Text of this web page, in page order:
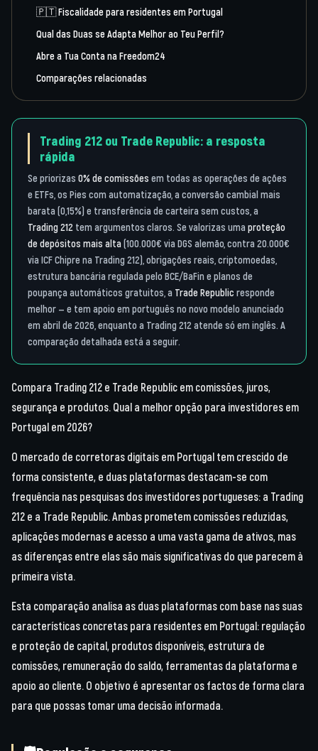
Trading 212 ou Trade Republic: a resposta
rápida
Se priorizas 0% de comissões em todas as operações de ações
e ETFs, os Pies com automatização, a conversão cambial mais
barata (0,15%) e transferência de carteira sem custos, a
Trading 212 tem argumentos claros. Se valorizas uma proteção
de depósitos mais alta(100.000€ via DGS alemão, contra 20.000€
via ICF Chipre na Trading 212), obrigações reais, criptomoedas,
estrutura bancária regulada pelo BCE/BaFin e planos de
poupança automáticos gratuitos, a Trade Republic responde
melhor — e tem apoio em português no novo modelo anunciado
em abril de 2026, enquanto a Trading 212 atende só em inglês. A
comparação detalhada está a seguir.
Compara Trading 212 e Trade Republic em comissões, juros,
segurança e produtos. Qual a melhor opção para investidores em
Portugal em 2026?
O mercado de corretoras digitais em Portugal tem crescido de
forma consistente, e duas plataformas destacam-se com
frequência nas pesquisas dos investidores portugueses: a Trading
212 e a Trade Republic. Ambas prometem comissões reduzidas,
aplicações modernas e acesso a uma vasta gama de ativos, mas
as diferenças entre elas são mais significativas do que parecem à
primeira vista.
Esta comparação analisa as duas plataformas com base nas suas
características concretas para residentes em Portugal: regulação
e proteção de capital, produtos disponíveis, estrutura de
comissões, remuneração do saldo, ferramentas da plataforma e
apoio ao cliente. O objetivo é apresentar os factos de forma clara
para que possas tomar uma decisão informada.
🇵🇹 Fiscalidade para residentes em Portugal
Qual das Duas se Adapta Melhor ao Teu Perfil?
Abre a Tua Conta na Freedom24
Comparações relacionadas